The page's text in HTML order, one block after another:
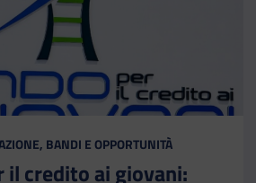
BANDI E OPPORTUNITÀ
il credito ai giovani: